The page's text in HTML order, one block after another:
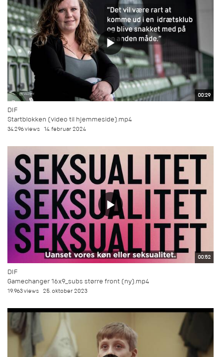
00:29
DIF
Startblokken (video til hjemmeside).mp4
34.296 views 14. februar 2024
00:52
DIF
Gamechanger 16x9_subs større front (ny).mp4
19.963 views 25. oktober 2023